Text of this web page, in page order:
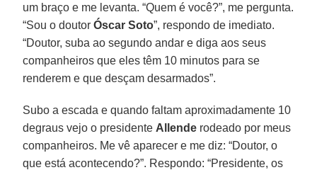
um braço e me levanta. “Quem é você?”, me pergunta.
“Sou o doutorÓscar Soto”, respondo de imediato.
“Doutor, suba ao segundo andar e diga aos seus
companheiros que eles têm 10 minutos para se
renderem e que desçam desarmados”.
Subo a escada e quando faltam aproximadamente 10
degraus vejo o presidente Allende rodeado por meus
companheiros. Me vê aparecer e me diz: “Doutor, o
que está acontecendo?”. Respondo: “Presidente, os